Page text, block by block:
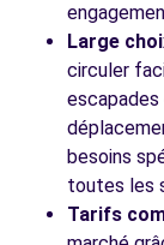
Large
circuler
besoins
toutes les
Tarifs